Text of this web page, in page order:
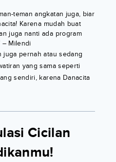
teman angkatan juga, biar
Karena mudah buat
juga nanti ada program
– Milendi
juga pernah atau sedang
yang sama seperti
sendiri, karena Danacita
Cicilan